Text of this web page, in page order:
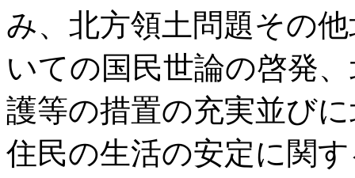
み、北方領土問題その
いての国民世論の啓発
護等の措置の充実並び
住民の生活の安定に関